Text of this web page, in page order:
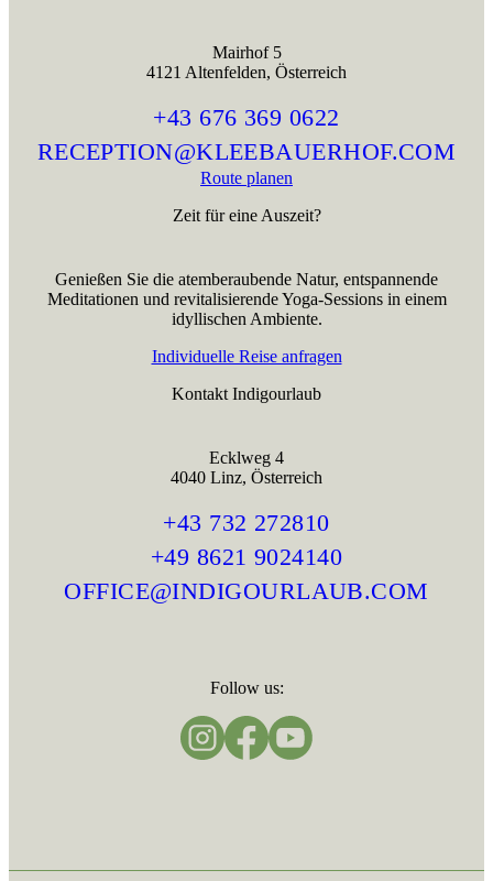
Mairhof 5
4121 Altenfelden, Österreich
+43 676 369 0622
RECEPTION@KLEEBAUERHOF.COM
Route planen
Zeit für eine Auszeit?
Genießen Sie die atemberaubende Natur, entspannende
Meditationen und revitalisierende Yoga-Sessions in einem
idyllischen Ambiente.
Individuelle Reise anfragen
Kontakt Indigourlaub
Ecklweg 4
4040 Linz, Österreich
+43 732 272810
+49 8621 9024140
OFFICE@INDIGOURLAUB.COM
Follow us: